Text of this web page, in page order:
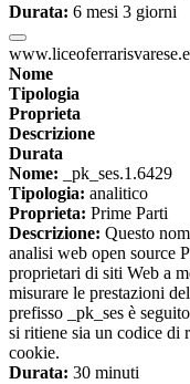
Durata: 6 mesi 3 giorni
Nome
Tipologia
Proprieta
Descrizione
Durata
Nome: _pk_ses.1.6429
Tipologia: analitico
Proprieta: Prime Parti
Descrizione: Questo
analisi web open source
proprietari di siti Web a
misurare le prestazioni
prefisso _pk_ses è
si ritiene sia un codice di
cookie.
Durata: 30 minuti